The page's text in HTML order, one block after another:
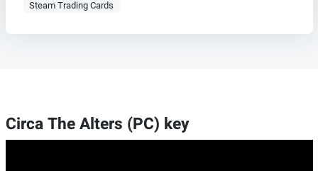
Steam Trading Cards
Circa The Alters (PC) key